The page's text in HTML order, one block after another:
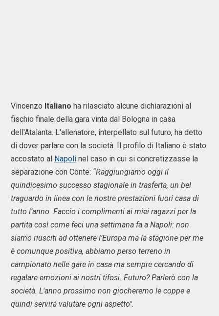
Vincenzo Italiano ha rilasciato alcune dichiarazioni al
fischio finale della gara vinta dal Bologna in casa
dell'Atalanta. L'allenatore, interpellato sul futuro, ha detto
di dover parlare con la società. Il profilo di Italiano è stato
accostato al Napoli nel caso in cui si concretizzasse la
separazione con Conte: “Raggiungiamo oggi il
quindicesimo successo stagionale in trasferta, un bel
traguardo in linea con le nostre prestazioni fuori casa di
tutto l’anno. Faccio i complimenti ai miei ragazzi per la
partita così come feci una settimana fa a Napoli: non
siamo riusciti ad ottenere l’Europa ma la stagione per me
è comunque positiva, abbiamo perso terreno in
campionato nelle gare in casa ma sempre cercando di
regalare emozioni ai nostri tifosi. Futuro? Parlerò con la
società. L'anno prossimo non giocheremo le coppe e
quindi servirà valutare ogni aspetto".